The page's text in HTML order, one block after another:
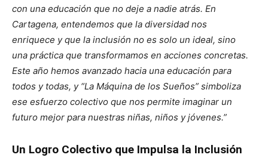
con una educación que no deje a nadie atrás. En
Cartagena, entendemos que la diversidad nos
enriquece y que la inclusión no es solo un ideal, sino
una práctica que transformamos en acciones concretas.
Este año hemos avanzado hacia una educación para
todos y todas, y “La Máquina de los Sueños” simboliza
ese esfuerzo colectivo que nos permite imaginar un
futuro mejor para nuestras niñas, niños y jóvenes.”
Un Logro Colectivo que Impulsa la Inclusión